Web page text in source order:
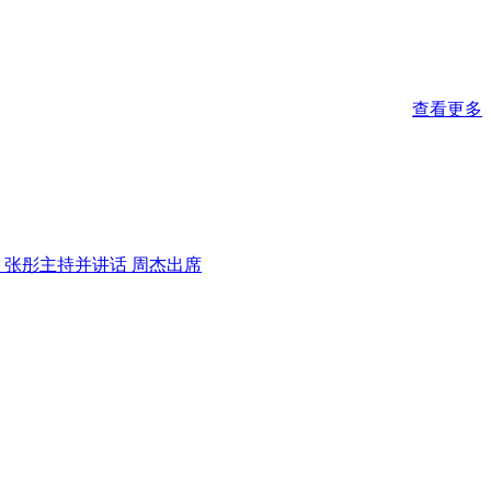
查看更多
彤主持并讲话 周杰出席